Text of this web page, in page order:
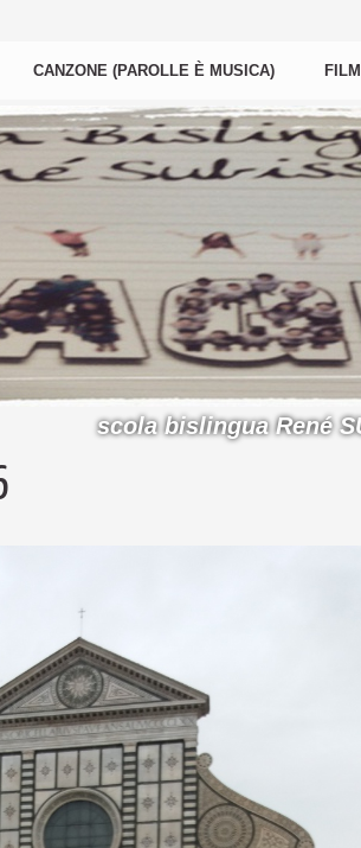
CANZONE (PAROLLE È MUSICA) FILMI
scola bislingua René